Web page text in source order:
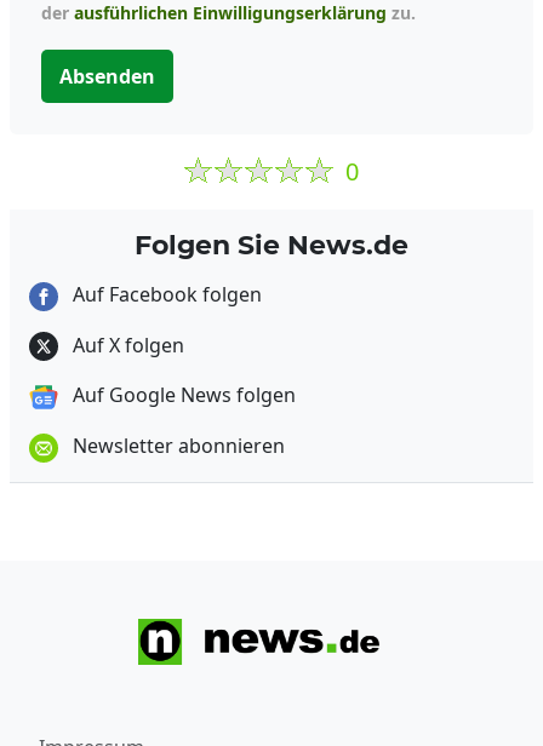
der ausführlichen Einwilligungserklärung zu.
Absenden
0
Folgen Sie News.de
Auf Facebook folgen
Auf X folgen
Auf Google News folgen
Newsletter abonnieren